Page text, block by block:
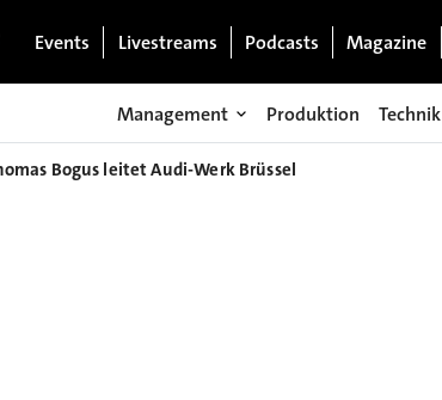
Events Livestreams Podcasts Magazine
Management Produktion Technik
Bogus leitet Audi-Werk Brüssel